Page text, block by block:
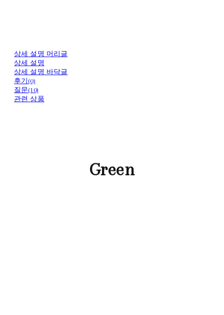
상세 설명 머리글
상세 설명
상세 설명 바닥글
후기(0)
질문(10)
관련 상품
Green